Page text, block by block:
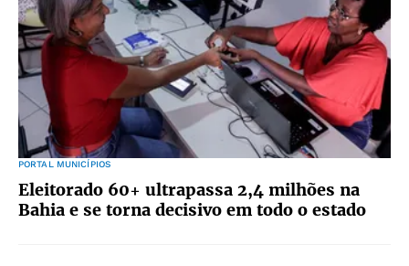
PORTAL MUNICÍPIOS
Eleitorado 60+ ultrapassa 2,4 milhões na
Bahia e se torna decisivo em todo o estado